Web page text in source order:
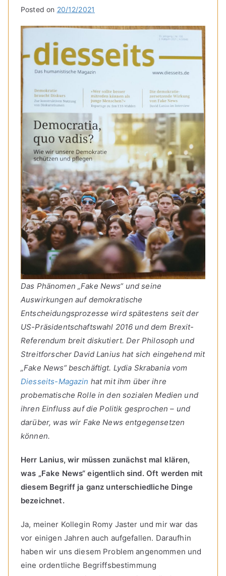
Posted on 20/12/2021
Das Phänomen „Fake News“ und seine
Auswirkungen auf demokratische
Entscheidungsprozesse wird spätestens seit der
US-Präsidentschaftswahl 2016 und dem Brexit-
Referendum breit diskutiert. Der Philosoph und
Streitforscher David Lanius hat sich eingehend mit
„Fake News“ beschäftigt. Lydia Skrabania vom
Diesseits-Magazin hat mit ihm über ihre
probematische Rolle in den sozialen Medien und
ihren Einfluss auf die Politik gesprochen – und
darüber, was wir Fake News entgegensetzen
können.
Herr Lanius, wir müssen zunächst mal klären,
was „Fake News“ eigentlich sind. Oft werden mit
diesem Begriff ja ganz unterschiedliche Dinge
bezeichnet.
Ja, meiner Kollegin Romy Jaster und mir war das
vor einigen Jahren auch aufgefallen. Daraufhin
haben wir uns diesem Problem angenommen und
eine ordentliche Begriffsbestimmung